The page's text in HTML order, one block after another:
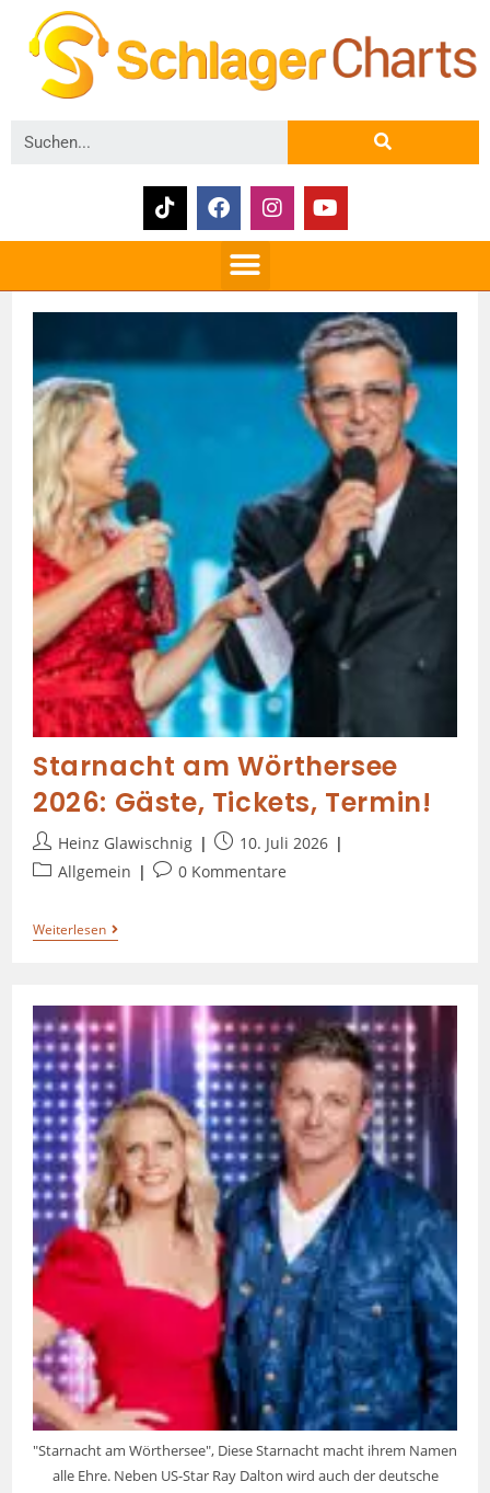
Starnacht am Wörthersee
2026: Gäste, Tickets, Termin!
Heinz Glawischnig
10. Juli 2026
Allgemein
0 Kommentare
Weiterlesen
"Starnacht am Wörthersee", Diese Starnacht macht ihrem Namen
alle Ehre. Neben US-Star Ray Dalton wird auch der deutsche